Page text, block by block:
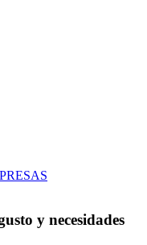
y necesidades